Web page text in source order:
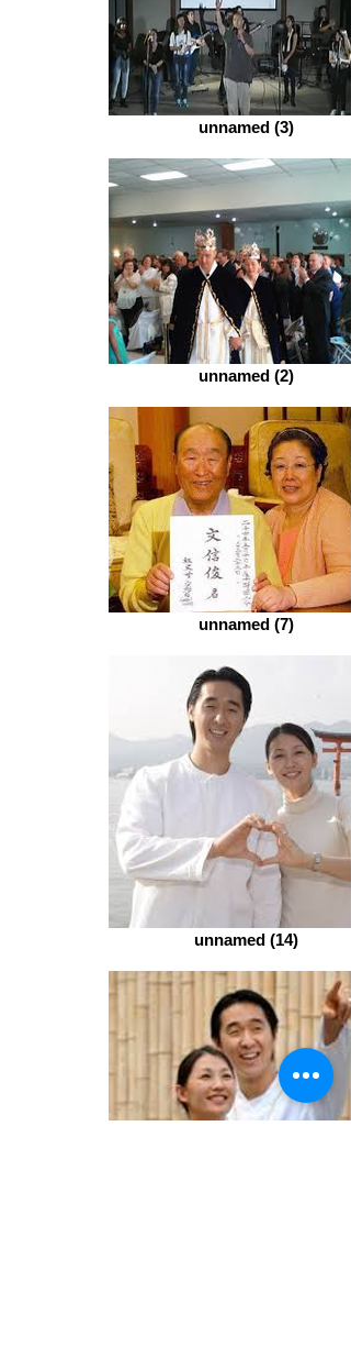
unnamed (3)
unnamed (2)
unnamed (7)
unnamed (14)